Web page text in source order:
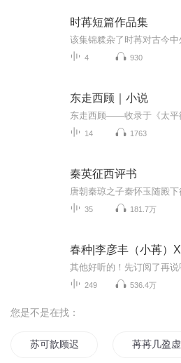
时苒短篇作品集
4 930
东走西顾｜小说
14 1763
秦英征西评书
35 181.7万
249 536.4万
您是不是在找：
苏可歆顾迟 苒苒几盈虚